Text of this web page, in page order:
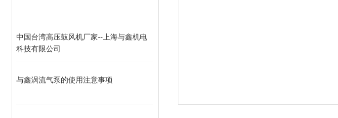
中国台湾高压鼓风机厂家--上海与鑫机电
科技有限公司
与鑫涡流气泵的使用注意事项